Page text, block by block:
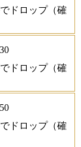
ドロップ（確
ドロップ（確
ドロップ（確